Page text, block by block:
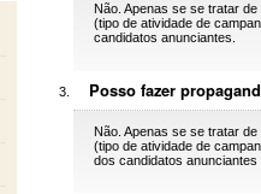
Não. Apenas se se tratar
(tipo de atividade de
candidatos anunciantes.
Posso fazer
Não. Apenas se se tratar
(tipo de atividade de
dos candidatos